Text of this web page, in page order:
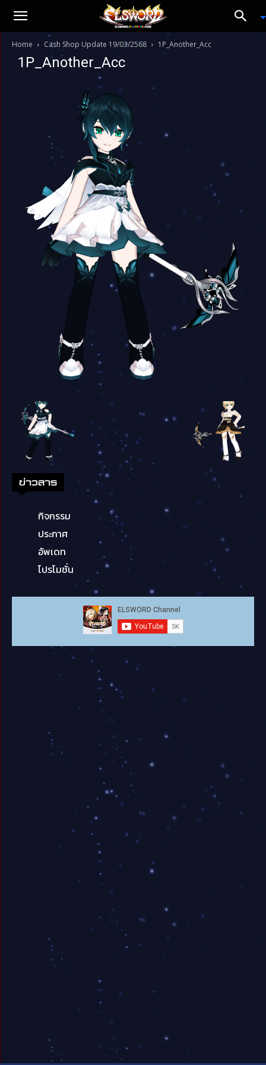
Home Cash Shop Update 19/03/2568 1P_Another_Acc
1P_Another_Acc
ข่าวสาร
กิจกรรม
ประกาศ
อัพเดท
โปรโมชั่น